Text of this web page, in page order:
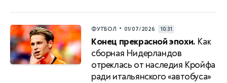
ФУТБОЛ • 01/07/2026 10:31
Конец прекрасной эпохи. Как
сборная Нидерландов
отреклась от наследия Кройфа
ради итальянского «автобуса»